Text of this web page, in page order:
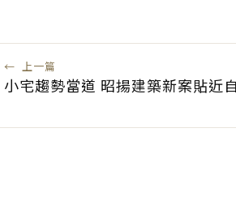
← 上一篇
小宅趨勢當道 昭揚建築新案貼近